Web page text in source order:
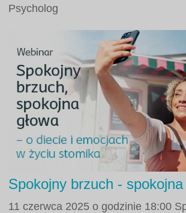
Psycholog
Spokojny brzuch - spokojna
11 czerwca 2025 o godzinie 18:00